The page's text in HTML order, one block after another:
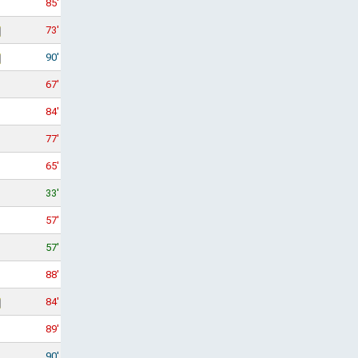
85'
73'
90'
67'
84'
77'
65'
33'
57'
57'
88'
84'
89'